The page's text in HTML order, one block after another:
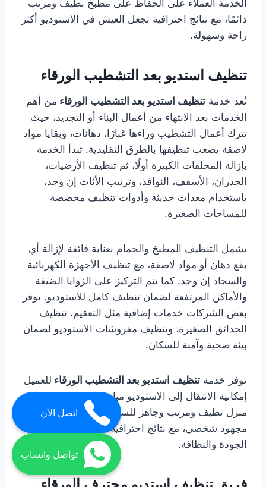
الخدمة العملاء على الحفاظ على مطبخ نظيف ومرتب
دائمًا، مع نتائج احترافية تجعل العيش في الاستوديو أكثر
راحة وسهولة.
تنظيف استديو بعد التشطيب الورقاء
تُعد خدمة تنظيف استديو بعد التشطيب الورقاء من أهم
الخدمات بعد الانتهاء من أعمال البناء أو التجديد، حيث
تترك أعمال التشطيب وراءها غبارًا، دهانات، وبقايا مواد
لاصقة يصعب تنظيفها بالطرق التقليدية. تبدأ الخدمة
بإزالة المخلفات الكبيرة أولًا، ثم تنظيف الأرضيات،
الجدران، الأسقف، النوافذ، وترتيب الأثاث إن وجد،
باستخدام معدات حديثة وأدوات تنظيف مخصصة
للمساحات الصغيرة.
يشمل التنظيف المطبخ والحمام بعناية فائقة لإزالة أي
بقع دهان أو مواد لاصقة، مع تنظيف الأجهزة الكهربائية
والسجاد إن وجد. كما يتم التركيز على الزوايا الضيقة
والأماكن المرتفعة لضمان تنظيف كامل للاستوديو. توفر
بعض الشركات خدمات إضافية مثل التعقيم، تنظيف
الحدائق الصغيرة، وتنظيف مفروشات الاستوديو لضمان
بيئة صحية وآمنة للسكان.
توفر خدمة تنظيف استديو بعد التشطيب الورقاء للعميل
إمكانية الانتقال إلى الاستوديو مباشرة بعد التشطيب مع
منزل نظيف ومرتب وجاهز للسكن، دون الحاجة لبذل أي
مجهود شخصي، مع نتائج احترافية تلبي أعلى معايير
الجودة والنظافة.
اتصل الآن
تواصل واتساب